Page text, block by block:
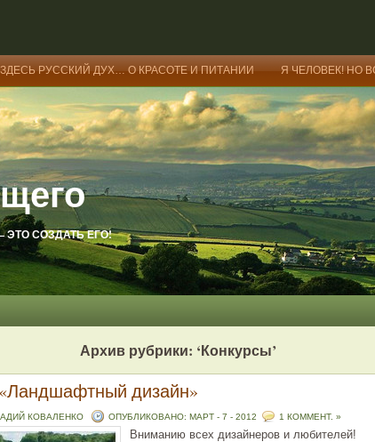
ЗДЕСЬ РУССКИЙ ДУХ… О КРАСОТЕ И ПИТАНИИ Я ЧЕЛОВЕК! НО
ЭТО СОЗДАТЬ ЕГО!
Архив рубрики: ‘Конкурсы’
дизайн»
КОВАЛЕНКО ОПУБЛИКОВАНО: МАРТ - 7 - 2012 1 КОММЕНТ. »
Вниманию всех дизайнеров и любителей!